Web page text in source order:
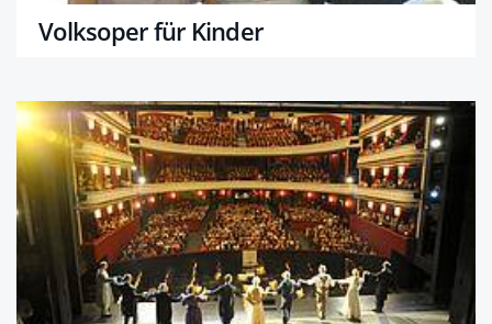
Volksoper für Kinder